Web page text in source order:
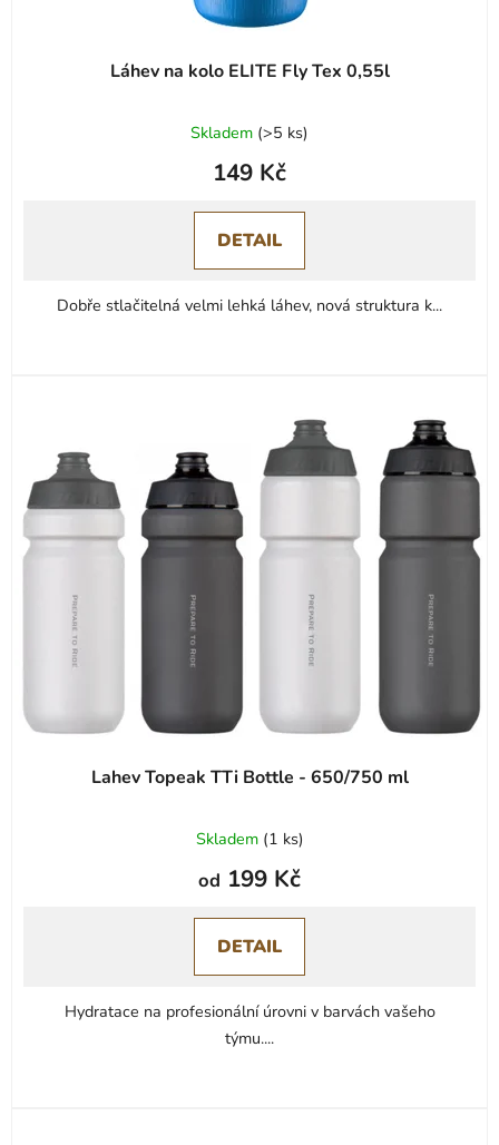
Láhev na kolo ELITE Fly Tex 0,55l
hodnocení
produktu
0,0
z
5
Skladem (>5 ks)
149 Kč
DETAIL
Dobře stlačitelná velmi lehká láhev, nová struktura k...
Lahev Topeak TTi Bottle - 650/750 ml
Skladem (1 ks)
od 199 Kč
DETAIL
Hydratace na profesionální úrovni v barvách vašeho
týmu....